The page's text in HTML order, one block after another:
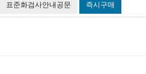
표준화검사안내공문 즉시구매